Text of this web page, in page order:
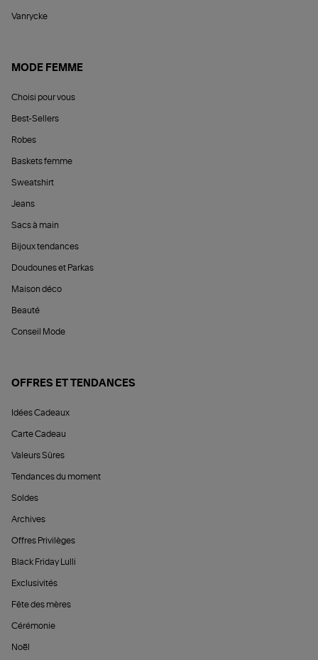
Vanrycke
MODE FEMME
Choisi pour vous
Best-Sellers
Robes
Baskets femme
Sweatshirt
Jeans
Sacs à main
Bijoux tendances
Doudounes et Parkas
Maison déco
Beauté
Conseil Mode
OFFRES ET TENDANCES
Idées Cadeaux
Carte Cadeau
Valeurs Sûres
Tendances du moment
Soldes
Archives
Offres Privilèges
Black Friday Lulli
Exclusivités
Fête des mères
Cérémonie
Noël